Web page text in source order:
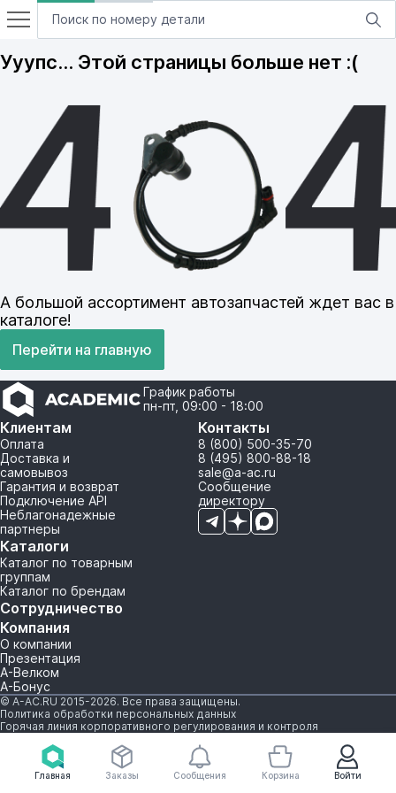
Главная Войти
Заказы Сообщения Корзина
Ууупс… Этой страницы больше нет :(
А большой ассортимент автозапчастей ждет вас в
каталоге!
Перейти на главную
График работы
пн-пт, 09:00 - 18:00
Клиентам
Оплата
Доставка и
самовывоз
Гарантия и возврат
Подключение API
Неблагонадежные
партнеры
Каталоги
Каталог по товарным
группам
Каталог по брендам
Сотрудничество
Компания
О компании
Презентация
А-Велком
А-Бонус
Контакты
8 (800) 500-35-70
8 (495) 800-88-18
sale@a-ac.ru
Сообщение
директору
© A-AC.RU 2015-2026. Все права защищены.
Политика обработки персональных данных
Горячая линия корпоративного регулирования и контроля